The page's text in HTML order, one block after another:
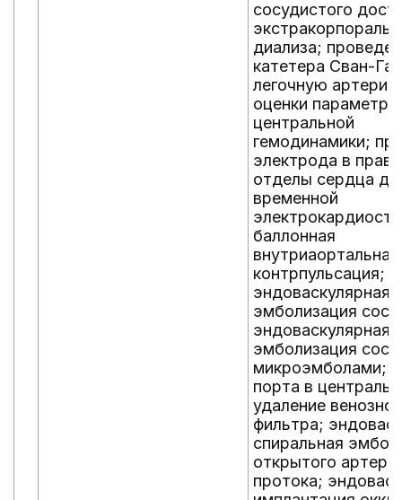
сосудистого
диализа;
катетера Сван-
легочную
оценки
центральной
гемодинамики;
электрода в
отделы сердца
временной
баллонная
внутриаортальная
контрпульсация;
эндоваскулярная
эмболизация
эндоваскулярная
эмболизация
микроэмболами;
порта в
удаление
фильтра;
спиральная
открытого
протока;